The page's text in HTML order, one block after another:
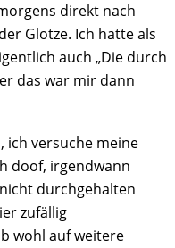
direkt nach
Glotze. Ich hatte als
auch „Die durch
das war mir dann
ich versuche meine
doof, irgendwann
durchgehalten
zufällig
wohl auf weitere